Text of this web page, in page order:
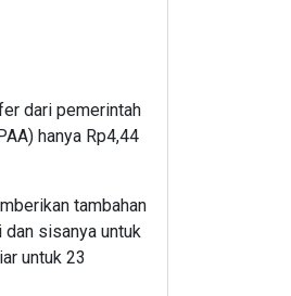
dari pemerintah
hanya Rp4,44
tambahan
sisanya untuk
untuk 23